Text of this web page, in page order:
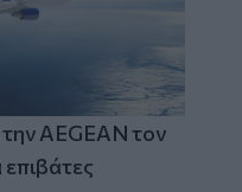
AEGEAN τον
επιβάτες